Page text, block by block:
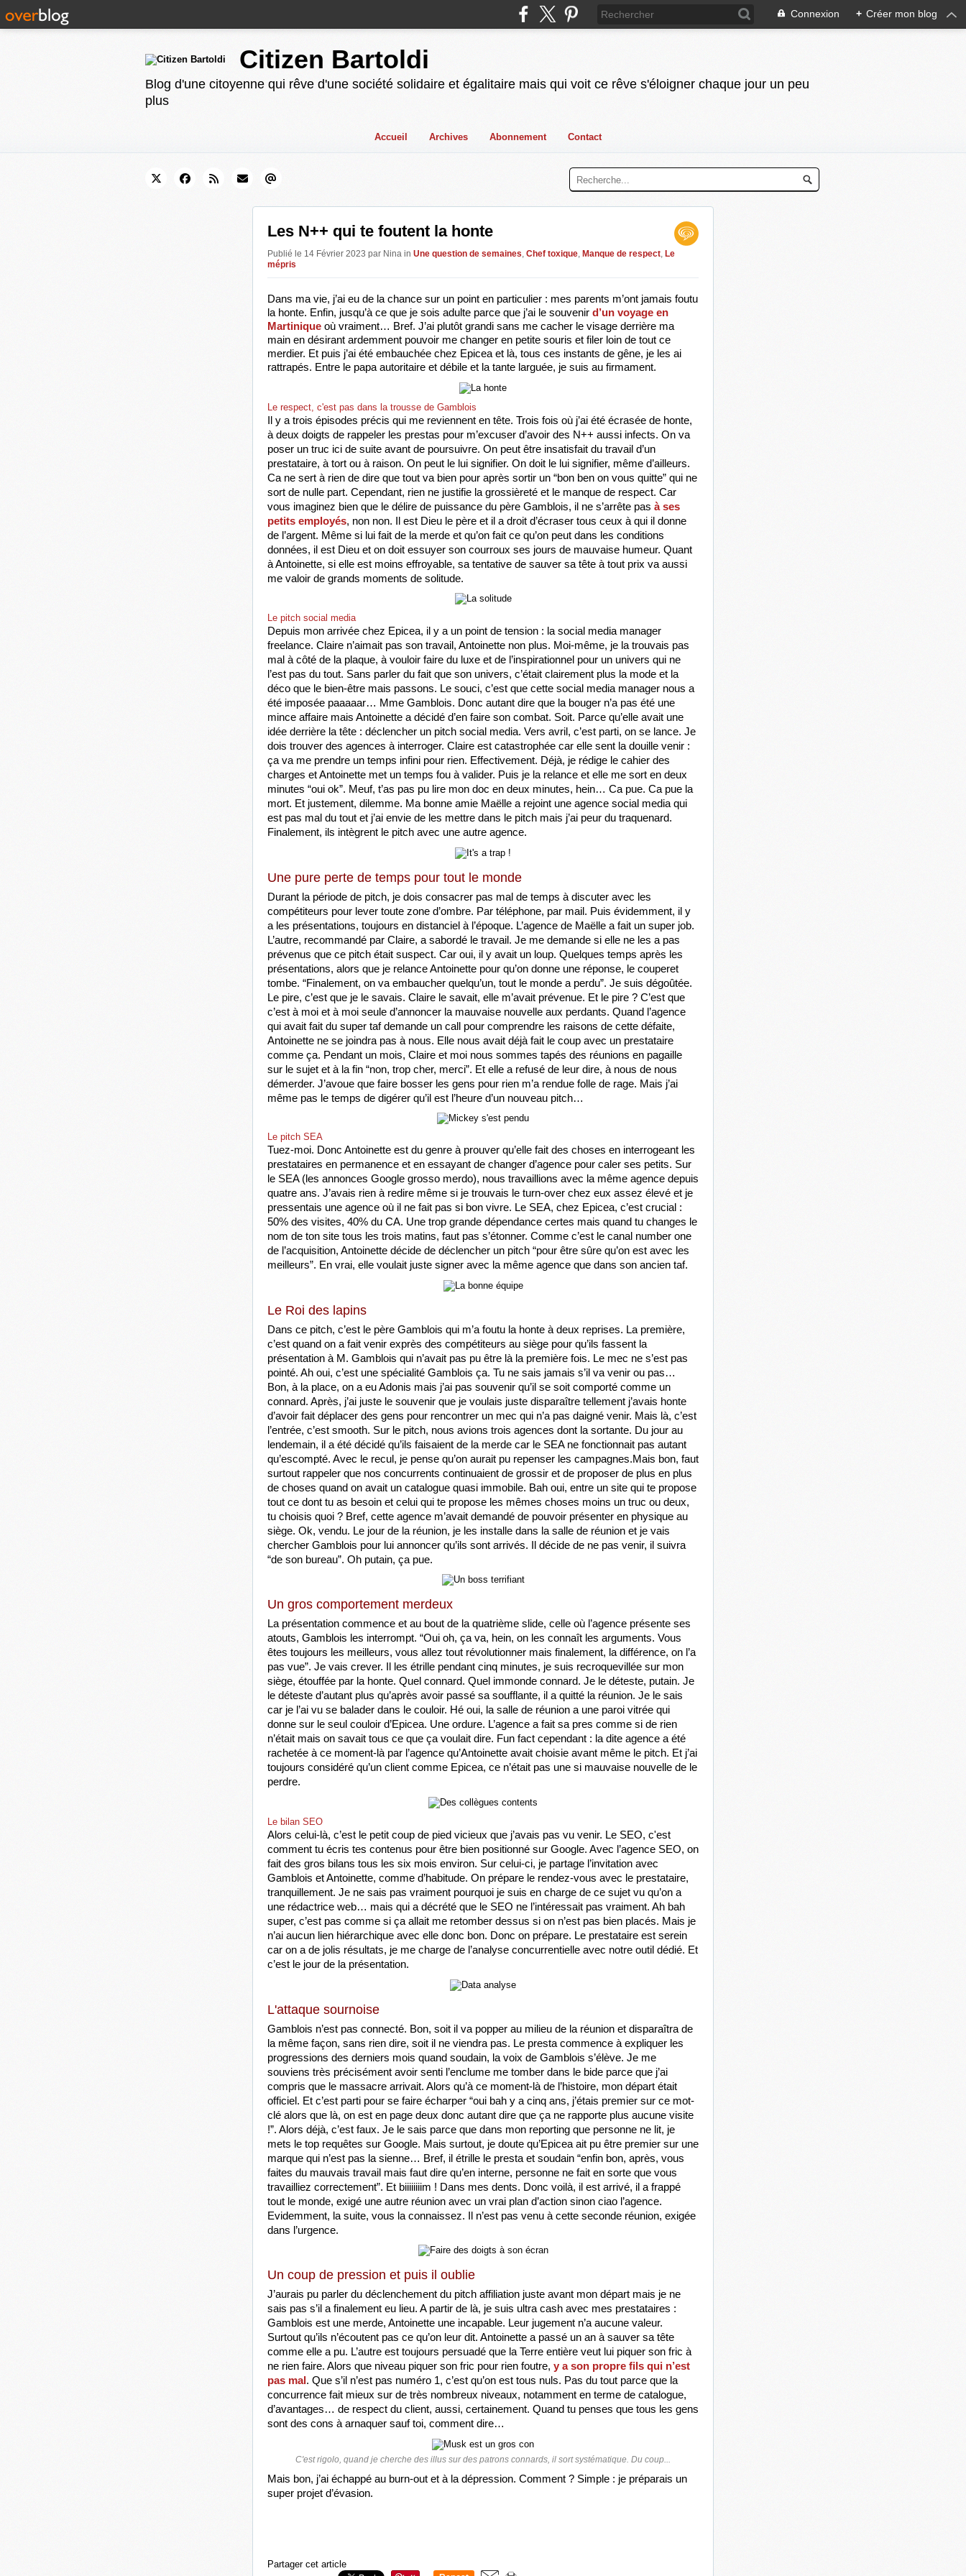
Connexion + Créer mon blog
Citizen Bartoldi
Blog d'une citoyenne qui rêve d'une société solidaire et égalitaire mais qui voit ce rêve s'éloigner chaque jour un peu
plus
Accueil Archives Abonnement Contact
Les N++ qui te foutent la honte
Publié le 14 Février 2023 par Nina in Une question de semaines, Chef toxique, Manque de respect, Le
mépris
Dans ma vie, j’ai eu de la chance sur un point en particulier : mes parents m’ont jamais foutu
la honte. Enfin, jusqu’à ce que je sois adulte parce que j’ai le souvenir d’un voyage en
Martinique où vraiment… Bref. J’ai plutôt grandi sans me cacher le visage derrière ma
main en désirant ardemment pouvoir me changer en petite souris et filer loin de tout ce
merdier. Et puis j’ai été embauchée chez Epicea et là, tous ces instants de gêne, je les ai
rattrapés. Entre le papa autoritaire et débile et la tante larguée, je suis au firmament.
Le respect, c'est pas dans la trousse de Gamblois
Il y a trois épisodes précis qui me reviennent en tête. Trois fois où j’ai été écrasée de honte,
à deux doigts de rappeler les prestas pour m’excuser d’avoir des N++ aussi infects. On va
poser un truc ici de suite avant de poursuivre. On peut être insatisfait du travail d’un
prestataire, à tort ou à raison. On peut le lui signifier. On doit le lui signifier, même d’ailleurs.
Ca ne sert à rien de dire que tout va bien pour après sortir un “bon ben on vous quitte” qui ne
sort de nulle part. Cependant, rien ne justifie la grossièreté et le manque de respect. Car
vous imaginez bien que le délire de puissance du père Gamblois, il ne s’arrête pas à ses
petits employés, non non. Il est Dieu le père et il a droit d’écraser tous ceux à qui il donne
de l’argent. Même si lui fait de la merde et qu’on fait ce qu’on peut dans les conditions
données, il est Dieu et on doit essuyer son courroux ses jours de mauvaise humeur. Quant
à Antoinette, si elle est moins effroyable, sa tentative de sauver sa tête à tout prix va aussi
me valoir de grands moments de solitude.
Le pitch social media
Depuis mon arrivée chez Epicea, il y a un point de tension : la social media manager
freelance. Claire n’aimait pas son travail, Antoinette non plus. Moi-même, je la trouvais pas
mal à côté de la plaque, à vouloir faire du luxe et de l’inspirationnel pour un univers qui ne
l’est pas du tout. Sans parler du fait que son univers, c’était clairement plus la mode et la
déco que le bien-être mais passons. Le souci, c’est que cette social media manager nous a
été imposée paaaaar… Mme Gamblois. Donc autant dire que la bouger n’a pas été une
mince affaire mais Antoinette a décidé d’en faire son combat. Soit. Parce qu’elle avait une
idée derrière la tête : déclencher un pitch social media. Vers avril, c’est parti, on se lance. Je
dois trouver des agences à interroger. Claire est catastrophée car elle sent la douille venir :
ça va me prendre un temps infini pour rien. Effectivement. Déjà, je rédige le cahier des
charges et Antoinette met un temps fou à valider. Puis je la relance et elle me sort en deux
minutes “oui ok”. Meuf, t’as pas pu lire mon doc en deux minutes, hein… Ca pue. Ca pue la
mort. Et justement, dilemme. Ma bonne amie Maëlle a rejoint une agence social media qui
est pas mal du tout et j’ai envie de les mettre dans le pitch mais j’ai peur du traquenard.
Finalement, ils intègrent le pitch avec une autre agence.
Une pure perte de temps pour tout le monde
Durant la période de pitch, je dois consacrer pas mal de temps à discuter avec les
compétiteurs pour lever toute zone d’ombre. Par téléphone, par mail. Puis évidemment, il y
a les présentations, toujours en distanciel à l’époque. L’agence de Maëlle a fait un super job.
L’autre, recommandé par Claire, a sabordé le travail. Je me demande si elle ne les a pas
prévenus que ce pitch était suspect. Car oui, il y avait un loup. Quelques temps après les
présentations, alors que je relance Antoinette pour qu’on donne une réponse, le couperet
tombe. “Finalement, on va embaucher quelqu’un, tout le monde a perdu”. Je suis dégoûtée.
Le pire, c’est que je le savais. Claire le savait, elle m’avait prévenue. Et le pire ? C’est que
c’est à moi et à moi seule d’annoncer la mauvaise nouvelle aux perdants. Quand l’agence
qui avait fait du super taf demande un call pour comprendre les raisons de cette défaite,
Antoinette ne se joindra pas à nous. Elle nous avait déjà fait le coup avec un prestataire
comme ça. Pendant un mois, Claire et moi nous sommes tapés des réunions en pagaille
sur le sujet et à la fin “non, trop cher, merci”. Et elle a refusé de leur dire, à nous de nous
démerder. J’avoue que faire bosser les gens pour rien m’a rendue folle de rage. Mais j’ai
même pas le temps de digérer qu’il est l’heure d’un nouveau pitch…
Le pitch SEA
Tuez-moi. Donc Antoinette est du genre à prouver qu’elle fait des choses en interrogeant les
prestataires en permanence et en essayant de changer d’agence pour caler ses petits. Sur
le SEA (les annonces Google grosso merdo), nous travaillions avec la même agence depuis
quatre ans. J’avais rien à redire même si je trouvais le turn-over chez eux assez élevé et je
pressentais une agence où il ne fait pas si bon vivre. Le SEA, chez Epicea, c’est crucial :
50% des visites, 40% du CA. Une trop grande dépendance certes mais quand tu changes le
nom de ton site tous les trois matins, faut pas s’étonner. Comme c’est le canal number one
de l’acquisition, Antoinette décide de déclencher un pitch “pour être sûre qu’on est avec les
meilleurs”. En vrai, elle voulait juste signer avec la même agence que dans son ancien taf.
Le Roi des lapins
Dans ce pitch, c’est le père Gamblois qui m’a foutu la honte à deux reprises. La première,
c’est quand on a fait venir exprès des compétiteurs au siège pour qu’ils fassent la
présentation à M. Gamblois qui n’avait pas pu être là la première fois. Le mec ne s’est pas
pointé. Ah oui, c’est une spécialité Gamblois ça. Tu ne sais jamais s’il va venir ou pas…
Bon, à la place, on a eu Adonis mais j’ai pas souvenir qu’il se soit comporté comme un
connard. Après, j’ai juste le souvenir que je voulais juste disparaître tellement j’avais honte
d’avoir fait déplacer des gens pour rencontrer un mec qui n’a pas daigné venir. Mais là, c’est
l’entrée, c’est smooth. Sur le pitch, nous avions trois agences dont la sortante. Du jour au
lendemain, il a été décidé qu’ils faisaient de la merde car le SEA ne fonctionnait pas autant
qu’escompté. Avec le recul, je pense qu’on aurait pu repenser les campagnes.Mais bon, faut
surtout rappeler que nos concurrents continuaient de grossir et de proposer de plus en plus
de choses quand on avait un catalogue quasi immobile. Bah oui, entre un site qui te propose
tout ce dont tu as besoin et celui qui te propose les mêmes choses moins un truc ou deux,
tu choisis quoi ? Bref, cette agence m’avait demandé de pouvoir présenter en physique au
siège. Ok, vendu. Le jour de la réunion, je les installe dans la salle de réunion et je vais
chercher Gamblois pour lui annoncer qu’ils sont arrivés. Il décide de ne pas venir, il suivra
“de son bureau”. Oh putain, ça pue.
Un gros comportement merdeux
La présentation commence et au bout de la quatrième slide, celle où l’agence présente ses
atouts, Gamblois les interrompt. “Oui oh, ça va, hein, on les connaît les arguments. Vous
êtes toujours les meilleurs, vous allez tout révolutionner mais finalement, la différence, on l’a
pas vue”. Je vais crever. Il les étrille pendant cinq minutes, je suis recroquevillée sur mon
siège, étouffée par la honte. Quel connard. Quel immonde connard. Je le déteste, putain. Je
le déteste d’autant plus qu’après avoir passé sa soufflante, il a quitté la réunion. Je le sais
car je l’ai vu se balader dans le couloir. Hé oui, la salle de réunion a une paroi vitrée qui
donne sur le seul couloir d’Epicea. Une ordure. L’agence a fait sa pres comme si de rien
n’était mais on savait tous ce que ça voulait dire. Fun fact cependant : la dite agence a été
rachetée à ce moment-là par l’agence qu’Antoinette avait choisie avant même le pitch. Et j’ai
toujours considéré qu’un client comme Epicea, ce n’était pas une si mauvaise nouvelle de le
perdre.
Le bilan SEO
Alors celui-là, c’est le petit coup de pied vicieux que j’avais pas vu venir. Le SEO, c'est
comment tu écris tes contenus pour être bien positionné sur Google. Avec l’agence SEO, on
fait des gros bilans tous les six mois environ. Sur celui-ci, je partage l’invitation avec
Gamblois et Antoinette, comme d’habitude. On prépare le rendez-vous avec le prestataire,
tranquillement. Je ne sais pas vraiment pourquoi je suis en charge de ce sujet vu qu’on a
une rédactrice web… mais qui a décrété que le SEO ne l’intéressait pas vraiment. Ah bah
super, c’est pas comme si ça allait me retomber dessus si on n’est pas bien placés. Mais je
n’ai aucun lien hiérarchique avec elle donc bon. Donc on prépare. Le prestataire est serein
car on a de jolis résultats, je me charge de l’analyse concurrentielle avec notre outil dédié. Et
c’est le jour de la présentation.
L'attaque sournoise
Gamblois n’est pas connecté. Bon, soit il va popper au milieu de la réunion et disparaîtra de
la même façon, sans rien dire, soit il ne viendra pas. Le presta commence à expliquer les
progressions des derniers mois quand soudain, la voix de Gamblois s’élève. Je me
souviens très précisément avoir senti l’enclume me tomber dans le bide parce que j’ai
compris que le massacre arrivait. Alors qu’à ce moment-là de l’histoire, mon départ était
officiel. Et c’est parti pour se faire écharper “oui bah y a cinq ans, j’étais premier sur ce mot-
clé alors que là, on est en page deux donc autant dire que ça ne rapporte plus aucune visite
!”. Alors déjà, c’est faux. Je le sais parce que dans mon reporting que personne ne lit, je
mets le top requêtes sur Google. Mais surtout, je doute qu’Epicea ait pu être premier sur une
marque qui n’est pas la sienne… Bref, il étrille le presta et soudain “enfin bon, après, vous
faites du mauvais travail mais faut dire qu’en interne, personne ne fait en sorte que vous
travailliez correctement”. Et biiiiiiiim ! Dans mes dents. Donc voilà, il est arrivé, il a frappé
tout le monde, exigé une autre réunion avec un vrai plan d’action sinon ciao l’agence.
Evidemment, la suite, vous la connaissez. Il n’est pas venu à cette seconde réunion, exigée
dans l’urgence.
Un coup de pression et puis il oublie
J’aurais pu parler du déclenchement du pitch affiliation juste avant mon départ mais je ne
sais pas s’il a finalement eu lieu. A partir de là, je suis ultra cash avec mes prestataires :
Gamblois est une merde, Antoinette une incapable. Leur jugement n’a aucune valeur.
Surtout qu’ils n’écoutent pas ce qu’on leur dit. Antoinette a passé un an à sauver sa tête
comme elle a pu. L’autre est toujours persuadé que la Terre entière veut lui piquer son fric à
ne rien faire. Alors que niveau piquer son fric pour rien foutre, y a son propre fils qui n’est
pas mal . Que s’il n’est pas numéro 1, c’est qu’on est tous nuls. Pas du tout parce que la
concurrence fait mieux sur de très nombreux niveaux, notamment en terme de catalogue,
d’avantages… de respect du client, aussi, certainement. Quand tu penses que tous les gens
sont des cons à arnaquer sauf toi, comment dire…
C'est rigolo, quand je cherche des illus sur des patrons connards, il sort systématique. Du coup...
Mais bon, j’ai échappé au burn-out et à la dépression. Comment ? Simple : je préparais un
super projet d’évasion.
Partager cet article